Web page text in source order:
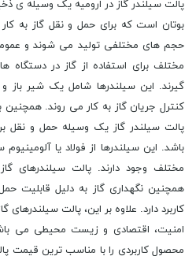
پالت سیلندر گاز در ارومیه یک وسیله ی
بوتان است که برای حمل و نقل گاز به کار
حجم های مختلفی تولید می شوند و عموما
مختلف برای استفاده از گاز در دستگاه
گیرند. این سیلندرها شامل یک شیر
کنترل جریان گاز به کار می روند.
پالت سیلندر گاز یک وسیله حمل و نقل
باشد. این سیلندرها از فولاد یا
مختلف وجود دارند. پالت سیلندرهای
همچنین نگهداری گاز به دلیل قابلیت
کاربرد دارد. علاوه بر این، پالت
امنیت، اقتصادی و زیست محیطی می
محصول کاربردی را با مناسب ترین قیمت